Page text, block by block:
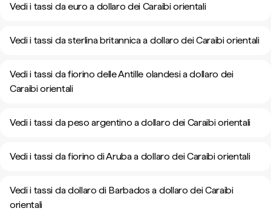
Vedi i tassi da euro a dollaro dei Caraibi orientali
Vedi i tassi da sterlina britannica a dollaro dei Caraibi orientali
Vedi i tassi da fiorino delle Antille olandesi a dollaro dei
Caraibi orientali
Vedi i tassi da peso argentino a dollaro dei Caraibi orientali
Vedi i tassi da fiorino di Aruba a dollaro dei Caraibi orientali
Vedi i tassi da dollaro di Barbados a dollaro dei Caraibi
orientali